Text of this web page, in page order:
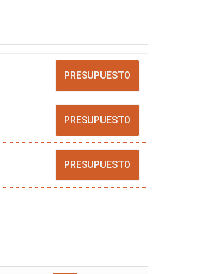
PRESUPUESTO
PRESUPUESTO
PRESUPUESTO